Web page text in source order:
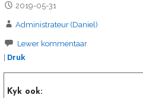
2019-05-31
Administrateur (Daniel)
Lewer kommentaar
| Druk
Kyk ook: